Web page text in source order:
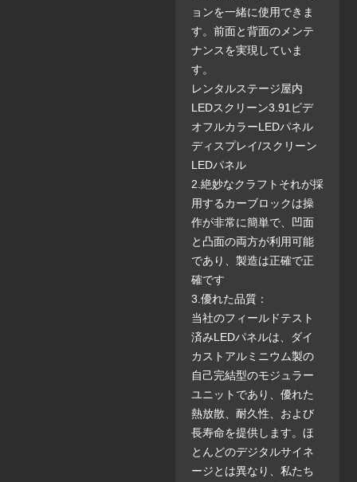
ョンを一緒に使用できま
す。前面と背面のメンテ
ナンスを実現していま
す。
レンタルステージ屋内
LEDスクリーン3.91ビデ
オフルカラーLEDパネル
ディスプレイ/スクリーン
LEDパネル
2.絶妙なクラフトそれが採
用するカーブロックは操
作が非常に簡単で、凹面
と凸面の両方が利用可能
であり、製造は正確で正
確です
3.優れた品質：
当社のフィールドテスト
済みLEDパネルは、ダイ
カストアルミニウム製の
自己完結型のモジュラー
ユニットであり、優れた
熱放散、耐久性、および
長寿命を提供します。ほ
とんどのデジタルサイネ
ージとは異なり、私たち